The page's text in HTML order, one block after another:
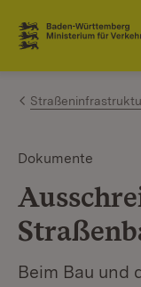
Zum Inhalt
Link zur Startseite
Dokumente
Beim Bau und